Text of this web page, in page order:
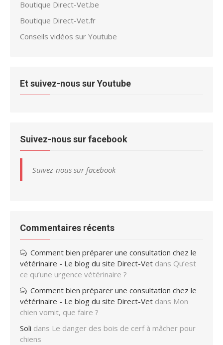
Boutique Direct-Vet.be
Boutique Direct-Vet.fr
Conseils vidéos sur Youtube
Et suivez-nous sur Youtube
Suivez-nous sur facebook
Suivez-nous sur facebook
Commentaires récents
Comment bien préparer une consultation chez le
vétérinaire - Le blog du site Direct-Vet dans Qu’est
ce qu’une urgence vétérinaire ?
Comment bien préparer une consultation chez le
vétérinaire - Le blog du site Direct-Vet dans Mon
chien vomit, que faire ?
Soli dans Le danger des bois de cerf à mâcher pour
chiens